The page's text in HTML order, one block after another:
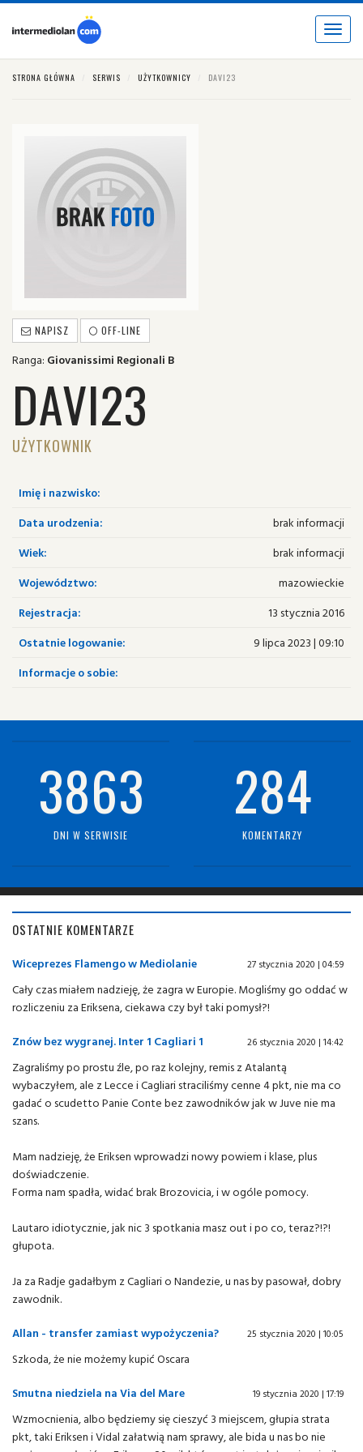
Toggle
STRONA GŁÓWNA SERWIS UŻYTKOWNICY DAVI23
NAPISZ OFF-LINE
Ranga: Giovanissimi Regionali B
DAVI23
UŻYTKOWNIK
Imię i nazwisko:
Data urodzenia:
brak informacji
Wiek:
brak informacji
Województwo:
mazowieckie
Rejestracja:
13 stycznia 2016
Ostatnie logowanie:
9 lipca 2023 | 09:10
Informacje o sobie:
3863
DNI W SERWISIE
284
KOMENTARZY
OSTATNIE KOMENTARZE
Wiceprezes Flamengo w Mediolanie 27 stycznia 2020 | 04:59
Cały czas miałem nadzieję, że zagra w Europie. Mogliśmy go oddać w
rozliczeniu za Eriksena, ciekawa czy był taki pomysł?!
Znów bez wygranej. Inter 1 Cagliari 1
26 stycznia 2020 | 14:42
Zagraliśmy po prostu źle, po raz kolejny, remis z Atalantą
wybaczyłem, ale z Lecce i Cagliari straciliśmy cenne 4 pkt, nie ma co
gadać o scudetto Panie Conte bez zawodników jak w Juve nie ma
szans.
Mam nadzieję, że Eriksen wprowadzi nowy powiem i klase, plus
doświadczenie.
Forma nam spadła, widać brak Brozovicia, i w ogóle pomocy.
Lautaro idiotycznie, jak nic 3 spotkania masz out i po co, teraz?!?!
głupota.
Ja za Radje gadałbym z Cagliari o Nandezie, u nas by pasował, dobry
zawodnik.
Allan - transfer zamiast wypożyczenia?
25 stycznia 2020 | 10:05
Szkoda, że nie możemy kupić Oscara
Smutna niedziela na Via del Mare
19 stycznia 2020 | 17:19
Wzmocnienia, albo będziemy się cieszyć 3 miejscem, głupia strata
pkt, taki Eriksen i Vidal załatwią nam sprawy, ale bida u nas bo nie